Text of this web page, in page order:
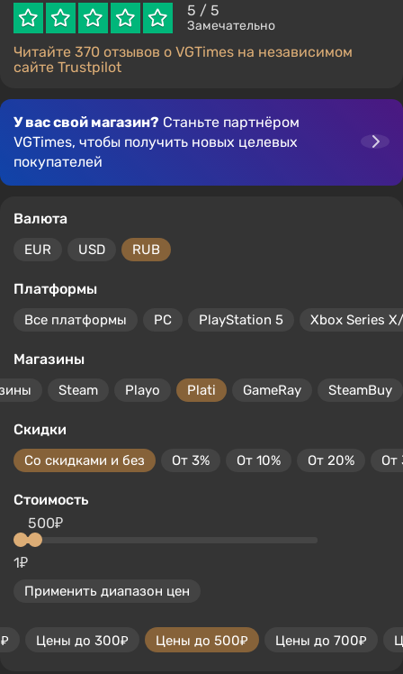
5 / 5
Замечательно
Читайте 370 отзывов о VGTimes на независимом
сайте Trustpilot
У вас свой магазин? Станьте партнёром
VGTimes, чтобы получить новых целевых
покупателей
Валюта
EUR USD RUB
Платформы
Все платформы PC PlayStation 5 Xbox Series
Магазины
Steam Playo Plati GameRay SteamBuy
Скидки
Со скидками и без От 3% От 10% От 20% От
Стоимость
1₽
500₽
Применить диапазон цен
Цены до 300₽ Цены до 500₽ Цены до 700₽